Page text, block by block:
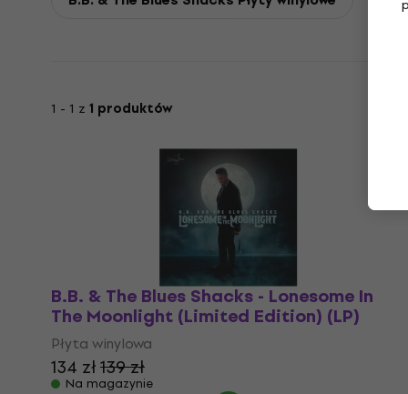
1 - 1 z 1 produktów
B.B. & The Blues Shacks - Lonesome In
The Moonlight (Limited Edition) (LP)
Płyta winylowa
134 zł139 zł
Na magazynie